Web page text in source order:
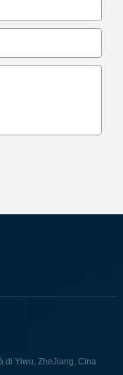
di Yiwu, ZheJiang, Cina